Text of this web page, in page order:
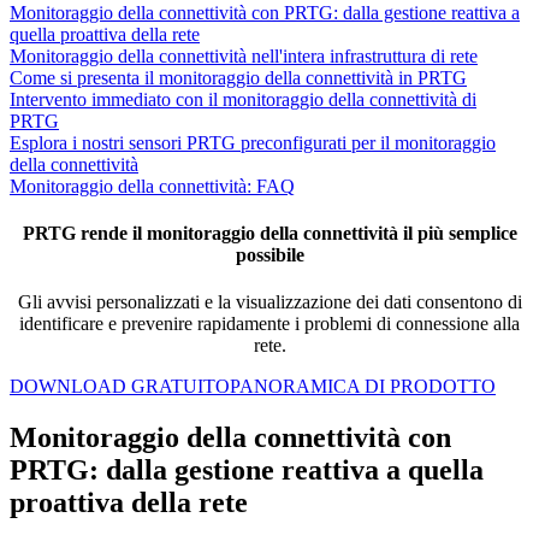
Monitoraggio della connettività con PRTG: dalla gestione reattiva a
quella proattiva della rete
Monitoraggio della connettività nell'intera infrastruttura di rete
Come si presenta il monitoraggio della connettività in PRTG
Intervento immediato con il monitoraggio della connettività di
PRTG
Esplora i nostri sensori PRTG preconfigurati per il monitoraggio
della connettività
Monitoraggio della connettività: FAQ
PRTG rende il monitoraggio della connettività il più semplice
possibile
Gli avvisi personalizzati e la visualizzazione dei dati consentono di
identificare e prevenire rapidamente i problemi di connessione alla
rete.
DOWNLOAD GRATUITOPANORAMICA DI PRODOTTO
Monitoraggio della connettività con
PRTG: dalla gestione reattiva a quella
proattiva della rete